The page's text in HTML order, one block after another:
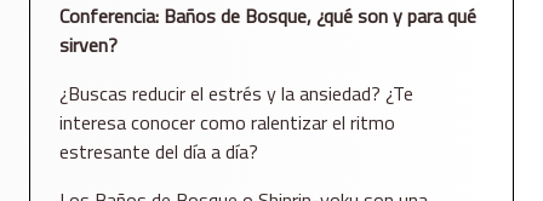
Conferencia: Baños de Bosque, ¿qué son y para qué
sirven?
¿Buscas reducir el estrés y la ansiedad? ¿Te
interesa conocer como ralentizar el ritmo
estresante del día a día?